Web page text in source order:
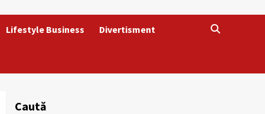
Lifestyle Business Divertisment
Caută